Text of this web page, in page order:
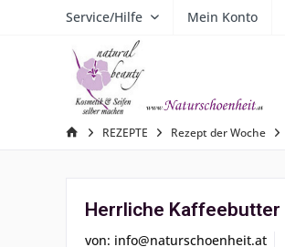
Service/Hilfe Mein Konto
REZEPTE Rezept der Woche
Herrliche Kaffeebutter
von: info@naturschoenheit.at